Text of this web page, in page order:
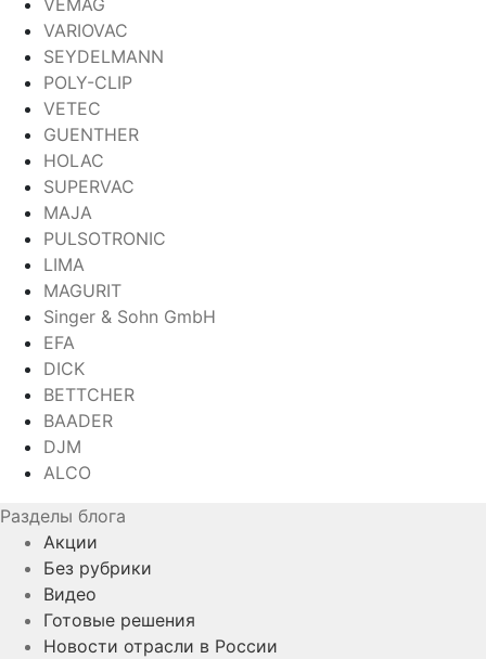
VEMAG
VARIOVAC
SEYDELMANN
POLY-CLIP
VETEC
GUENTHER
HOLAC
SUPERVAC
MAJA
PULSOTRONIC
LIMA
MAGURIT
Singer & Sohn GmbH
EFA
DICK
BETTCHER
BAADER
DJM
ALCO
Разделы блога
Акции
Без рубрики
Видео
Готовые решения
Новости отрасли в России